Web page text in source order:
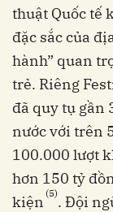
thuật Quốc tế
đặc sắc của
hành” quan
trẻ. Riêng
đã quy tụ gần
nước với trên
100.000 lượt
hơn 150 tỷ
kiện (5). Đội